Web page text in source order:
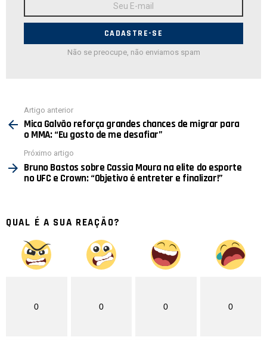
E-
Não se preocupe, não enviamos spam
mais
Artigo anterior
Mica Galvão reforça grandes chances de migrar para
o MMA: “Eu gosto de me desafiar”
Próximo artigo
Bruno Bastos sobre Cassia Moura na elite do esporte
no UFC e Crown: “Objetivo é entreter e finalizar!”
QUAL É A SUA REAÇÃO?
0 0 0 0